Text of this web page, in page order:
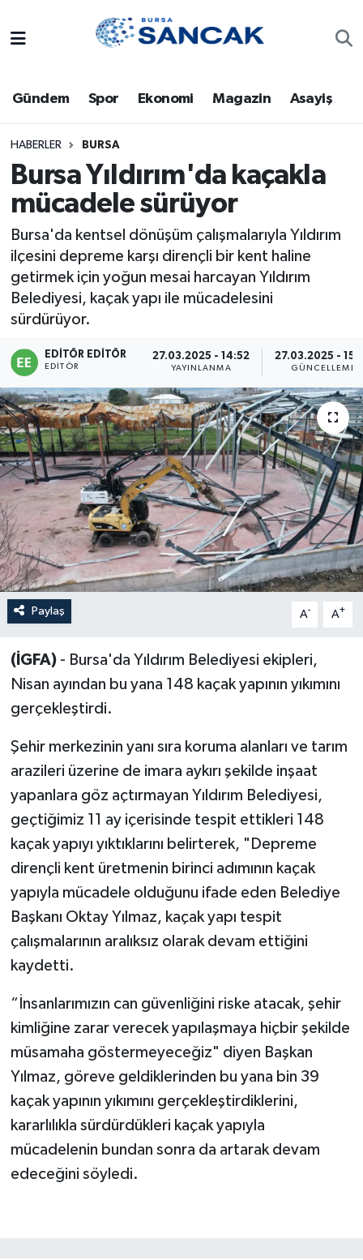
Gündem Spor Ekonomi Magazin Asayiş
HABERLER BURSA
Bursa Yıldırım'da kaçakla
mücadele sürüyor
Bursa'da kentsel dönüşüm çalışmalarıyla Yıldırım
ilçesini depreme karşı dirençli bir kent haline
getirmek için yoğun mesai harcayan Yıldırım
Belediyesi, kaçak yapı ile mücadelesini
sürdürüyor.
EDITÖR EDITÖR
EDITÖR
27.03.2025 - 14:52
YAYINLANMA
27.03.2025 -
GÜNCELLEME
Paylaş A- A+
(İGFA) - Bursa'da Yıldırım Belediyesi ekipleri,
Nisan ayından bu yana 148 kaçak yapının yıkımını
gerçekleştirdi.
Şehir merkezinin yanı sıra koruma alanları ve tarım
arazileri üzerine de imara aykırı şekilde inşaat
yapanlara göz açtırmayan Yıldırım Belediyesi,
geçtiğimiz 11 ay içerisinde tespit ettikleri 148
kaçak yapıyı yıktıklarını belirterek, "Depreme
dirençli kent üretmenin birinci adımının kaçak
yapıyla mücadele olduğunu ifade eden Belediye
Başkanı Oktay Yılmaz, kaçak yapı tespit
çalışmalarının aralıksız olarak devam ettiğini
kaydetti.
“İnsanlarımızın can güvenliğini riske atacak, şehir
kimliğine zarar verecek yapılaşmaya hiçbir şekilde
müsamaha göstermeyeceğiz" diyen Başkan
Yılmaz, göreve geldiklerinden bu yana bin 39
kaçak yapının yıkımını gerçekleştirdiklerini,
kararlılıkla sürdürdükleri kaçak yapıyla
mücadelenin bundan sonra da artarak devam
edeceğini söyledi.
Bursa
Dünya
Eğitim
Ekonomi
Genel
Gündem
Magazin
Sağlık
Siyaset
Spor
Türkiye
Trafik Durumu
Süper Lig Puan Durumu ve Fikstür
Tüm Manşetler
Son Dakika Haberleri
Haber Arşivi